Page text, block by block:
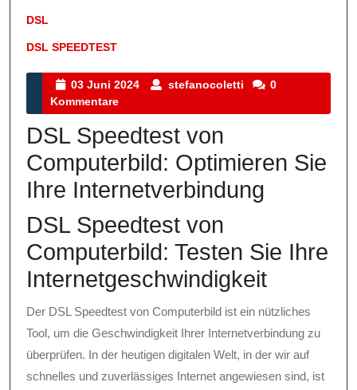
DSL
DSL SPEEDTEST
Kategorie
03 Juni 2024
03
2024
stefanocoletti stefanocoletti
0
Kommentare
DSL Speedtest von
Computerbild: Optimieren Sie
Ihre Internetverbindung
DSL Speedtest von
Computerbild: Testen Sie Ihre
Internetgeschwindigkeit
Der DSL Speedtest von Computerbild ist ein nützliches
Tool, um die Geschwindigkeit Ihrer Internetverbindung zu
überprüfen. In der heutigen digitalen Welt, in der wir auf
schnelles und zuverlässiges Internet angewiesen sind, ist